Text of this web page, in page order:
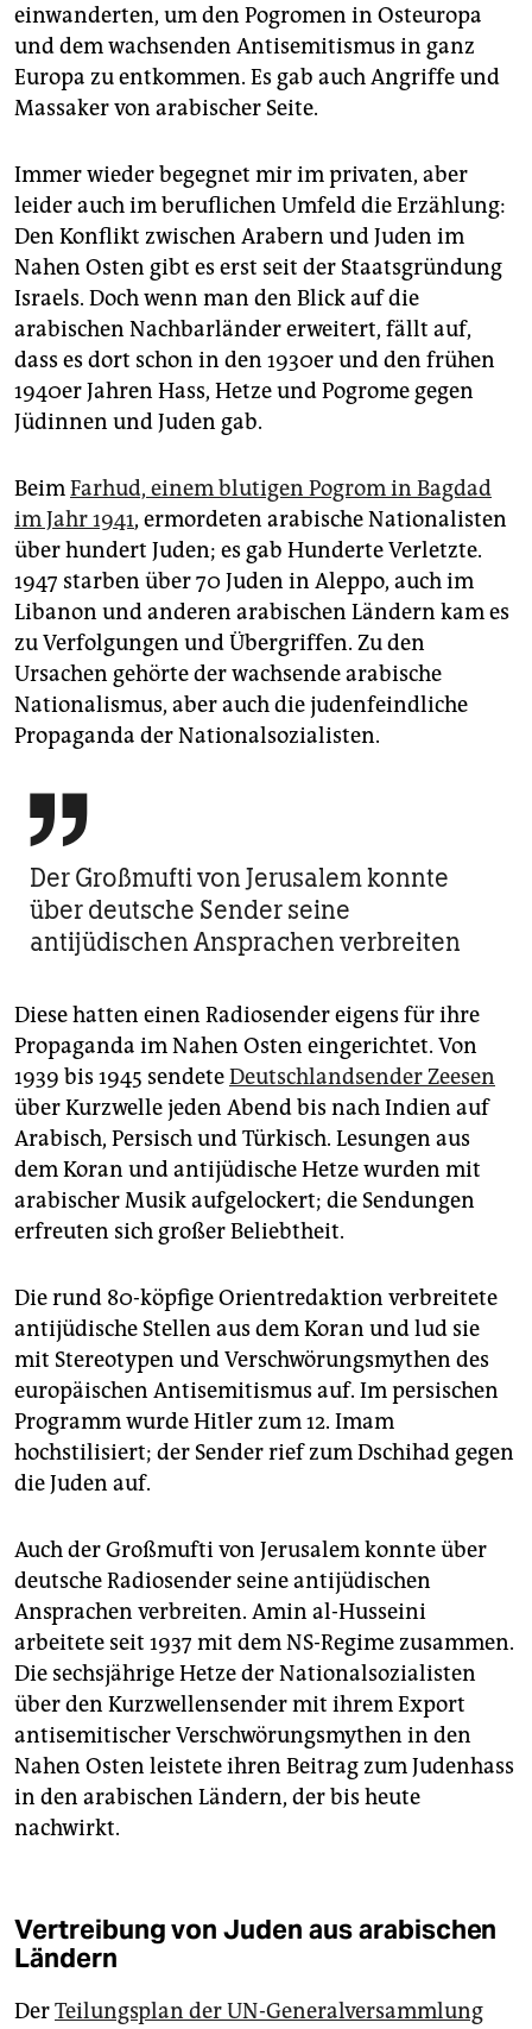
einwanderten, um den Pogromen in Osteuropa
und dem wachsenden Antisemitismus in ganz
Europa zu entkommen. Es gab auch Angriffe und
Massaker von arabischer Seite.
Immer wieder begegnet mir im privaten, aber
leider auch im beruflichen Umfeld die Erzählung:
Den Konflikt zwischen Arabern und Juden im
Nahen Osten gibt es erst seit der Staatsgründung
Israels. Doch wenn man den Blick auf die
arabischen Nachbarländer erweitert, fällt auf,
dass es dort schon in den 1930er und den frühen
1940er Jahren Hass, Hetze und Pogrome gegen
Jüdinnen und Juden gab.
BeimFarhud, einem blutigen Pogrom in Bagdad
im Jahr 1941, ermordeten arabische Nationalisten
über hundert Juden; es gab Hunderte Verletzte.
1947 starben über 70 Juden in Aleppo, auch im
Libanon und anderen arabischen Ländern kam es
zu Verfolgungen und Übergriffen. Zu den
Ursachen gehörte der wachsende arabische
Nationalismus, aber auch die judenfeindliche
Propaganda der Nationalsozialisten.

Der Großmufti von Jerusalem konnte
über deutsche Sender seine
antijüdischen Ansprachen verbreiten
Diese hatten einen Radiosender eigens für ihre
Propaganda im Nahen Osten eingerichtet. Von
1939 bis 1945 sendeteDeutschlandsender Zeesen
über Kurzwelle jeden Abend bis nach Indien auf
Arabisch, Persisch und Türkisch. Lesungen aus
dem Koran und antijüdische Hetze wurden mit
arabischer Musik aufgelockert; die Sendungen
erfreuten sich großer Beliebtheit.
Die rund 80-köpfige Orientredaktion verbreitete
antijüdische Stellen aus dem Koran und lud sie
mit Stereotypen und Verschwörungsmythen des
europäischen Antisemitismus auf. Im persischen
Programm wurde Hitler zum 12. Imam
hochstilisiert; der Sender rief zum Dschihad gegen
die Juden auf.
Auch der Großmufti von Jerusalem konnte über
deutsche Radiosender seine antijüdischen
Ansprachen verbreiten. Amin al-Husseini
arbeitete seit 1937 mit dem NS-Regime zusammen.
Die sechsjährige Hetze der Nationalsozialisten
über den Kurzwellensender mit ihrem Export
antisemitischer Verschwörungsmythen in den
Nahen Osten leistete ihren Beitrag zum Judenhass
in den arabischen Ländern, der bis heute
nachwirkt.
Vertreibung von Juden aus arabischen
Ländern
DerTeilungsplan der UN-Generalversammlung